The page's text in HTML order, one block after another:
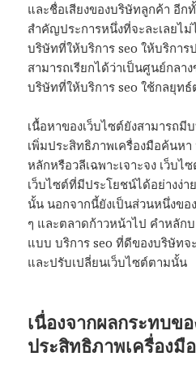
และชื่อเสียงของบริษัทลูกค้า อีก
สำคัญประการหนึ่งที่จะละเลยไ
บริษัทที่ให้บริการ seo ให้บริการ
สามารถเรียกได้ว่าเป็นศูนย์กลา
บริษัทที่ให้บริการ seo ใช้กลยุทธ์
เนื้อหาของเว็บไซต์ยังสามารถ
เพิ่มประสิทธิภาพเครื่องมือค้นห
หลักหรือวลีเฉพาะเจาะจง เว็บไ
เว็บไซต์ที่มีประโยชน์ได้อย่างง่า
นั้น นอกจากนี้ยังเป็นส่วนหนึ่งข
ๆ และตลาดก้าวหน้าไป คำหลัก
แบบ บริการ seo ที่ดีของบริษัท
และปรับเปลี่ยนเว็บไซต์ตามนั้น
เนื่องจากผลกระทบข
ประสิทธิภาพเครื่องมือ